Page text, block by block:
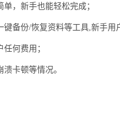
，新手也能轻松完成；
备份/恢复资料等工具,新手用
何费用；
卡顿等情况。